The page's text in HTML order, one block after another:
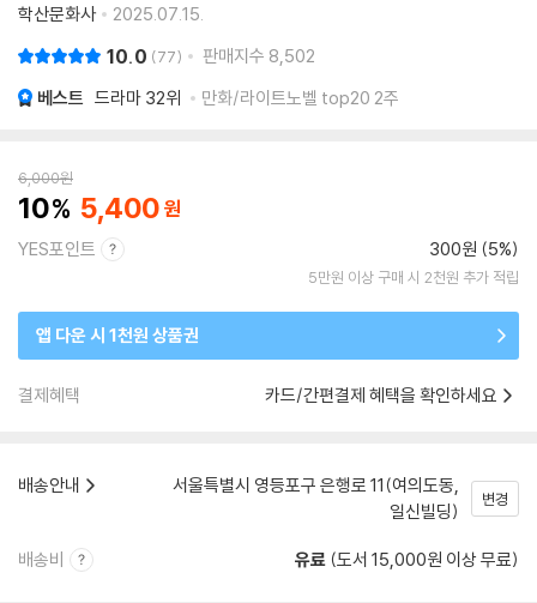
학산문화사
2025.07.15.
10.0 77 판매지수 8,502
베스트 드라마 32위 만화/라이트노벨 top20 2주
6,000원
10 5,400
YES포인트 300원 (5%)
5만원 이상 구매 시 2천원 추가 적립
앱 다운 시 1천원 상품권
결제혜택 카드/간편결제 혜택을 확인하세요
배송안내
서울특별시 영등포구 은행로 11(여의도동,
일신빌딩)
변경
배송비 유료 (도서 15,000원 이상 무료)